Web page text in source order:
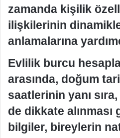
zamanda kişilik
ilişkilerinin
anlamalarına
Evlilik burcu
arasında, doğum
saatlerinin yanı
de dikkate alınması
bilgiler, bireylerin